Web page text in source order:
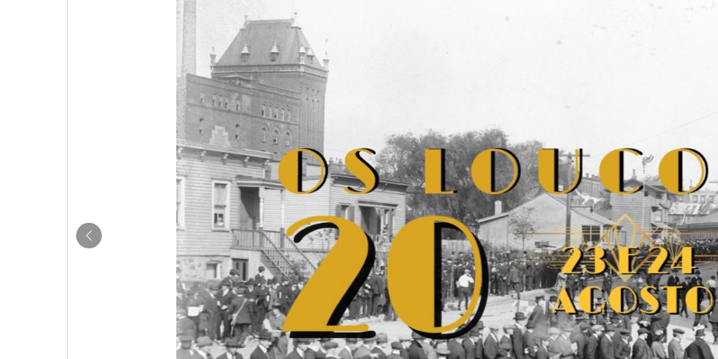
Previous